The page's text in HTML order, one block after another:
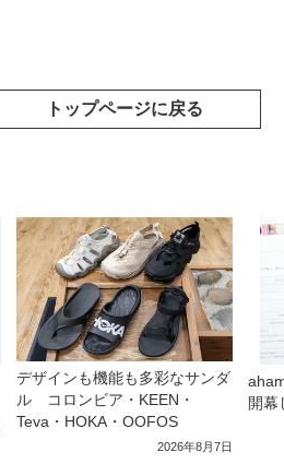
トップページに戻る
デザインも機能も多彩なサンダ
ル コロンビア・KEEN・
Teva・HOKA・OOFOS
2026年8月7日
開幕